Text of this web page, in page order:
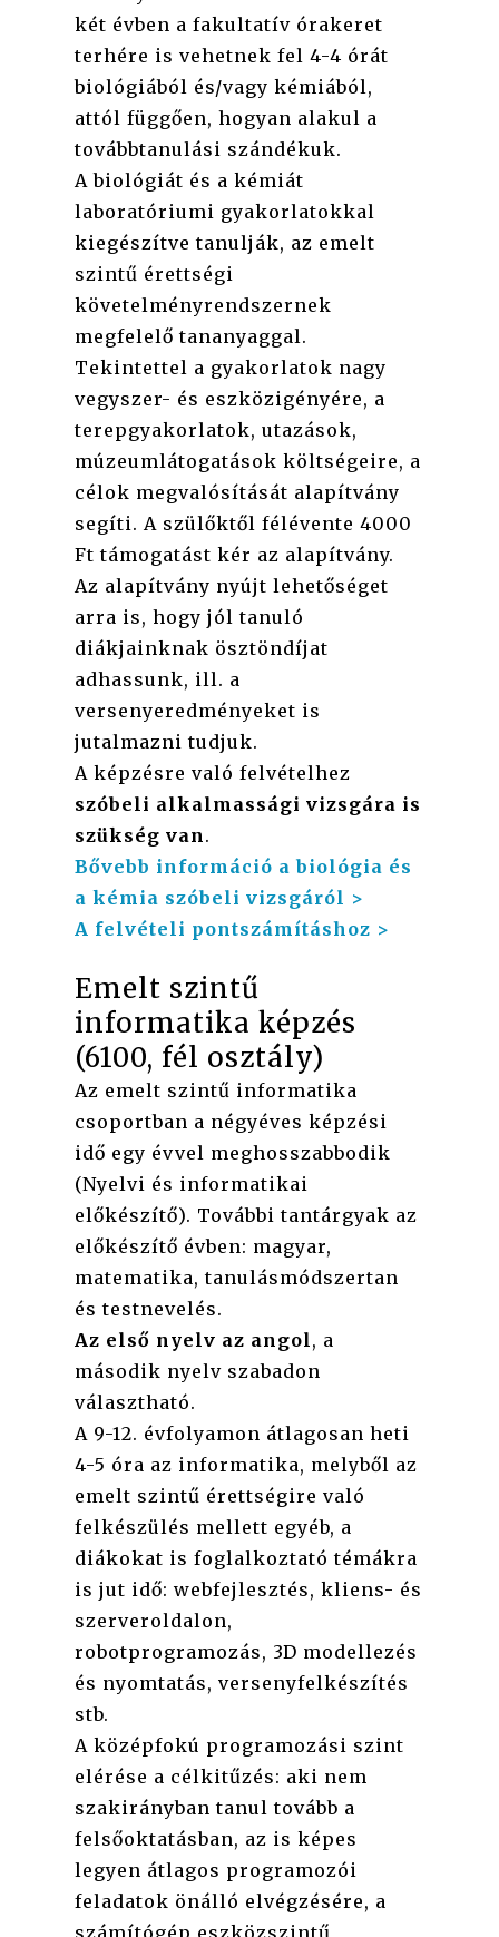
két évben a fakultatív órakeret
terhére is vehetnek fel 4-4 órát
biológiából és/vagy kémiából,
attól függően, hogyan alakul a
továbbtanulási szándékuk.
A biológiát és a kémiát
laboratóriumi gyakorlatokkal
kiegészítve tanulják, az emelt
szintű érettségi
követelményrendszernek
megfelelő tananyaggal.
Tekintettel a gyakorlatok nagy
vegyszer- és eszközigényére, a
terepgyakorlatok, utazások,
múzeumlátogatások költségeire, a
célok megvalósítását alapítvány
segíti. A szülőktől félévente 4000
Ft támogatást kér az alapítvány.
Az alapítvány nyújt lehetőséget
arra is, hogy jól tanuló
diákjainknak ösztöndíjat
adhassunk, ill. a
versenyeredményeket is
jutalmazni tudjuk.
A képzésre való felvételhez
szóbeli alkalmassági vizsgára is
szükség van .
Bővebb információ a biológia és
a kémia szóbeli vizsgáról >
A felvételi pontszámításhoz >
Emelt szintű
informatika képzés
(6100, fél osztály)
Az emelt szintű informatika
csoportban a négyéves képzési
idő egy évvel meghosszabbodik
(Nyelvi és informatikai
előkészítő). További tantárgyak az
előkészítő évben: magyar,
matematika, tanulásmódszertan
és testnevelés.
Az első nyelv az angol , a
második nyelv szabadon
választható.
A 9-12. évfolyamon átlagosan heti
4-5 óra az informatika, melyből az
emelt szintű érettségire való
felkészülés mellett egyéb, a
diákokat is foglalkoztató témákra
is jut idő: webfejlesztés, kliens- és
szerveroldalon,
robotprogramozás, 3D modellezés
és nyomtatás, versenyfelkészítés
stb.
A középfokú programozási szint
elérése a célkitűzés: aki nem
szakirányban tanul tovább a
felsőoktatásban, az is képes
legyen átlagos programozói
feladatok önálló elvégzésére, a
számítógép eszközszintű